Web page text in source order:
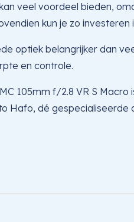
veel voordeel bieden,
kun je zo
optiek belangrijker dan
en controle.
105mm f/2.8 VR S
Hafo, dé gespecialiseerde